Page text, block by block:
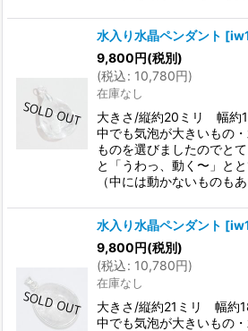
水入り水晶ペンダント [
9,800円(税別)
(税込: 10,780円)
在庫なし
大きさ/縦約20ミリ 幅約
中でも気泡が大きいもの
ものを選びましたのでと
と「うわっ、動く〜」とと
（中には動かないものも
水入り水晶ペンダント [
9,800円(税別)
(税込: 10,780円)
在庫なし
大きさ/縦約21ミリ 幅約
中でも気泡が大きいもの